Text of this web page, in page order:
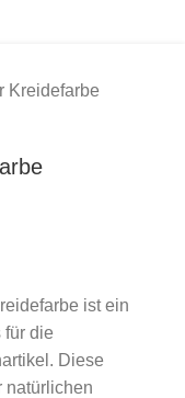
Kreidefarbe
ist ein
für die
Diese
natürlichen